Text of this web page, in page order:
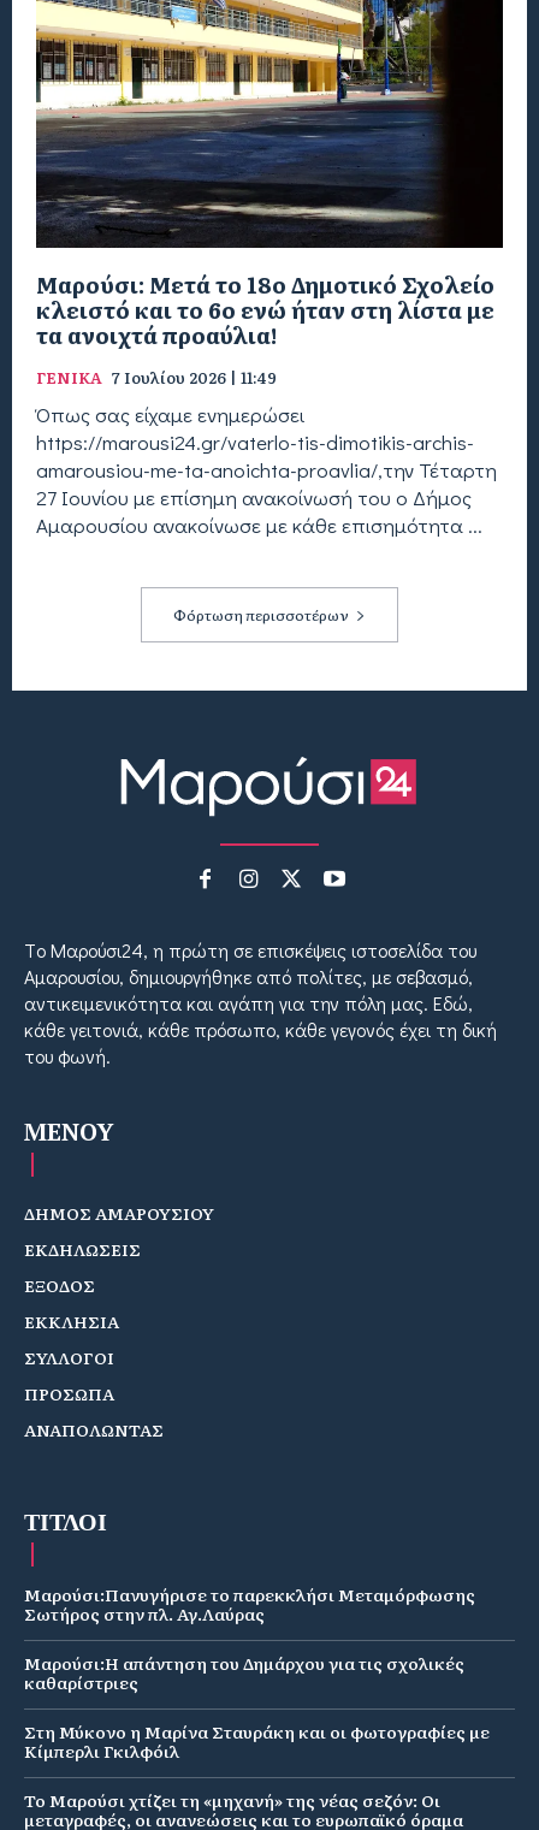
Μαρούσι: Μετά το 18ο Δημοτικό Σχολείο
κλειστό και το 6ο ενώ ήταν στη λίστα με
τα ανοιχτά προαύλια!
ΓΕΝΙΚΑ 7 Ιουλίου 2026 | 11:49
Όπως σας είχαμε ενημερώσει
https://marousi24.gr/vaterlo-tis-dimotikis-archis-
amarousiou-me-ta-anoichta-proavlia/,την Τέταρτη
27 Ιουνίου με επίσημη ανακοίνωσή του ο Δήμος
Αμαρουσίου ανακοίνωσε με κάθε επισημότητα ...
Φόρτωση περισσοτέρων
Tο Μαρούσι24, η πρώτη σε επισκέψεις ιστοσελίδα του
Αμαρουσίου, δημιουργήθηκε από πολίτες, με σεβασμό,
αντικειμενικότητα και αγάπη για την πόλη μας. Εδώ,
κάθε γειτονιά, κάθε πρόσωπο, κάθε γεγονός έχει τη δική
του φωνή.
MENOY
ΔΗΜΟΣ ΑΜΑΡΟΥΣΙΟΥ
ΕΚΔΗΛΩΣΕΙΣ
ΕΞΟΔΟΣ
ΕΚΚΛΗΣΙΑ
ΣΥΛΛΟΓΟΙ
ΠΡΟΣΩΠΑ
ΑΝΑΠΟΛΩΝΤΑΣ
ΤΙΤΛΟΙ
Μαρούσι:Πανυγήρισε το παρεκκλήσι Μεταμόρφωσης
Σωτήρος στην πλ. Αγ.Λαύρας
Μαρούσι:Η απάντηση του Δημάρχου για τις σχολικές
καθαρίστριες
Στη Μύκονο η Μαρίνα Σταυράκη και οι φωτογραφίες με
Κίμπερλι Γκιλφόιλ
Το Μαρούσι χτίζει τη «μηχανή» της νέας σεζόν: Οι
μεταγραφές, οι ανανεώσεις και το ευρωπαϊκό όραμα